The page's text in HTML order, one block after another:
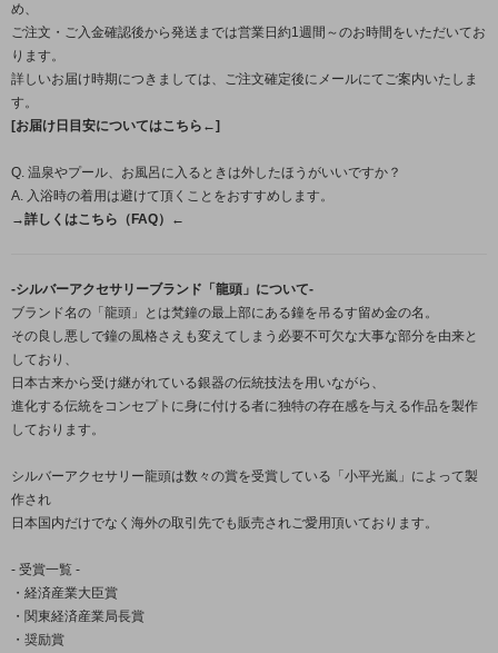
め、
ご注文・ご入金確認後から発送までは営業日約1週間～のお時間をいただいてお
ります。
詳しいお届け時期につきましては、ご注文確定後にメールにてご案内いたしま
す。
[お届け日目安についてはこちら←]
Q. 温泉やプール、お風呂に入るときは外したほうがいいですか？
A. 入浴時の着用は避けて頂くことをおすすめします。
→詳しくはこちら（FAQ）←
-シルバーアクセサリーブランド「龍頭」について-
ブランド名の「龍頭」とは梵鐘の最上部にある鐘を吊るす留め金の名。
その良し悪しで鐘の風格さえも変えてしまう必要不可欠な大事な部分を由来と
しており、
日本古来から受け継がれている銀器の伝統技法を用いながら、
進化する伝統をコンセプトに身に付ける者に独特の存在感を与える作品を製作
しております。
シルバーアクセサリー龍頭は数々の賞を受賞している「小平光嵐」によって製
作され
日本国内だけでなく海外の取引先でも販売されご愛用頂いております。
- 受賞一覧 -
・経済産業大臣賞
・関東経済産業局長賞
・奨励賞